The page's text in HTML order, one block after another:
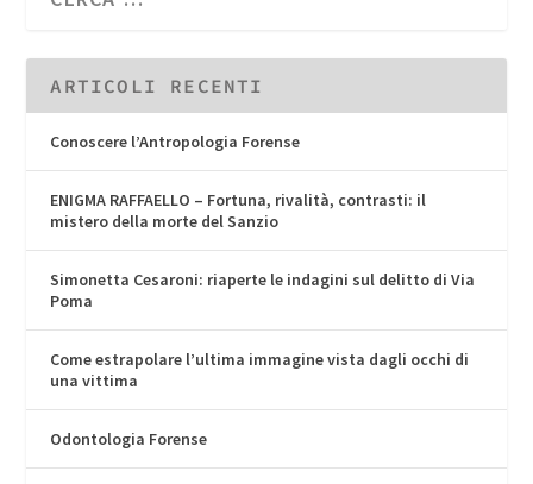
ARTICOLI RECENTI
Conoscere l’Antropologia Forense
ENIGMA RAFFAELLO – Fortuna, rivalità, contrasti: il
mistero della morte del Sanzio
Simonetta Cesaroni: riaperte le indagini sul delitto di Via
Poma
Come estrapolare l’ultima immagine vista dagli occhi di
una vittima
Odontologia Forense